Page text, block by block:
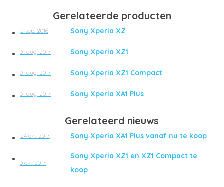
Gerelateerde producten
2 sep. 2016 Sony Xperia XZ
31 aug. 2017 Sony Xperia XZ1
31 aug. 2017 Sony Xperia XZ1 Compact
31 aug. 2017 Sony Xperia XA1 Plus
Gerelateerd nieuws
24 okt. 2017 Sony Xperia XA1 Plus vanaf nu te koop
3 okt. 2017
Sony Xperia XZ1 en XZ1 Compact te
koop